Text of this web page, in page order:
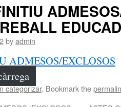
byadmin
ADMESOS/EXCLOSOS
categorizar. Bookmark the